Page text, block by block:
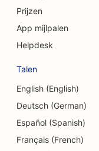
SEO voor
SEO voor
SEO voor
SEO voor
SEO voor
Prijzen
App mijlpalen
Helpdesk
Talen
English (English)
Deutsch (German)
Español (Spanish)
Français (French)